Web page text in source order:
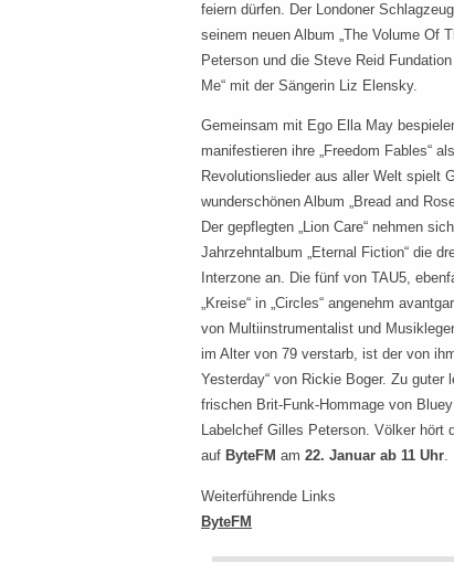
feiern dürfen. Der Londoner
seinem neuen Album „The Volume Of
Peterson und die Steve Reid
Me“ mit der Sängerin Liz Elensky.
Gemeinsam mit Ego Ella May
manifestieren ihre „Freedom Fables“
Revolutionslieder aus aller Welt spielt
wunderschönen Album „Bread and
Der gepflegten „Lion Care“ nehmen
Jahrzehntalbum „Eternal Fiction“ die
Interzone an. Die fünf von TAU5,
„Kreise“ in „Circles“ angenehm
von Multiinstrumentalist und
im Alter von 79 verstarb, ist der von
Yesterday“ von Rickie Boger. Zu
frischen Brit-Funk-Hommage von
Labelchef Gilles Peterson. Völker hört
auf ByteFM am 22. Januar ab 11 Uhr.
Weiterführende Links
ByteFM